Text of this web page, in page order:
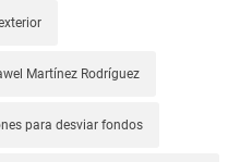
Martínez Rodríguez
para desviar fondos